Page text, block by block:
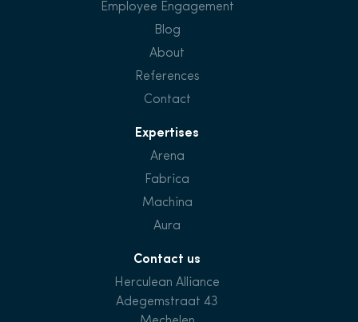
Employee Engagement
Blog
About
References
Contact
Expertises
Arena
Fabrica
Machina
Aura
Contact us
Herculean Alliance
Adegemstraat 43